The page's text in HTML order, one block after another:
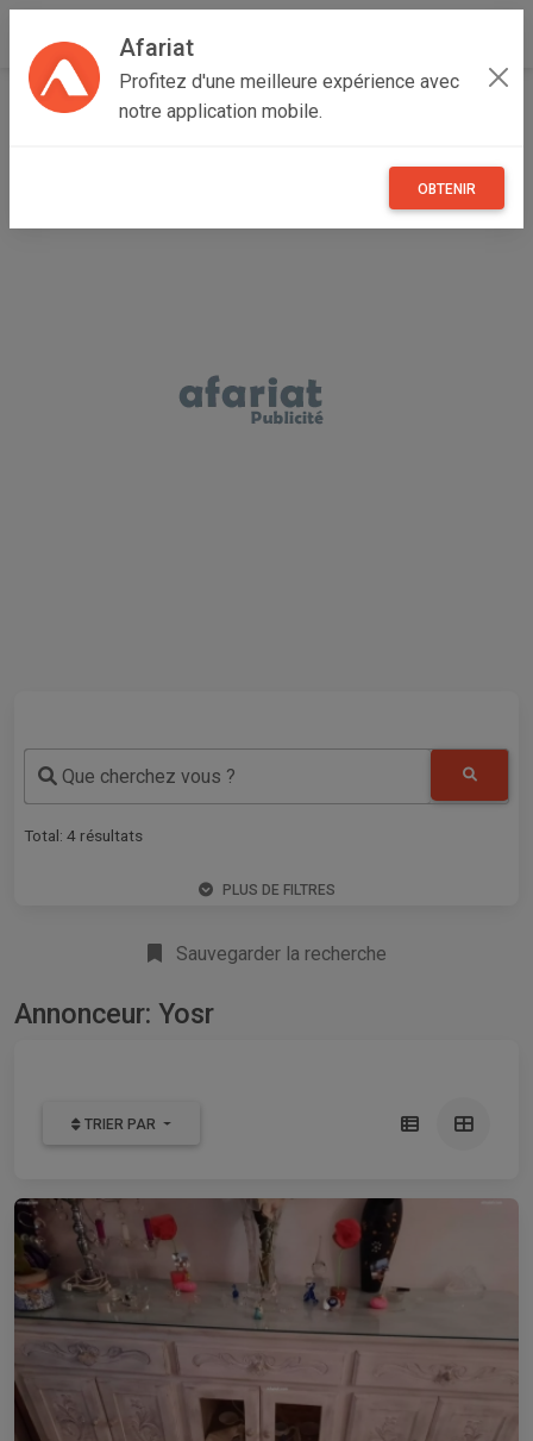
Afariat
Profitez d'une meilleure expérience avec
notre application mobile.
OBTENIR
Accueil Annonceur Yosr
Que cherchez vous ?
Total: 4 résultats
PLUS DE FILTRES
Sauvegarder la recherche
Annonceur: Yosr
TRIER PAR